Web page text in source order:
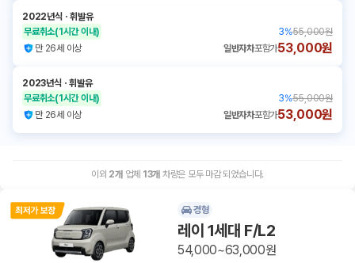
2022년식 ㆍ휘발유
무료취소(1시간 이내) 3%55,000원
만 26세 이상
일반자차포함가53,000원
2023년식 ㆍ휘발유
무료취소(1시간 이내) 3%55,000원
만 26세 이상
일반자차포함가53,000원
이외 2개 업체 13개 차량은 모두 마감 되었습니다.
경형
레이 1세대 F/L2
54,000~63,000원